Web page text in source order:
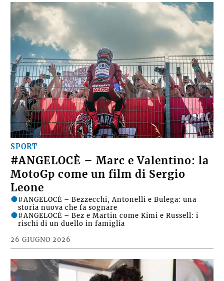
SPORT
#ANGELOCÈ – Marc e Valentino: la
MotoGp come un film di Sergio
Leone
26 GIUGNO 2026
#ANGELOCÈ – Bezzecchi, Antonelli e Bulega: una
storia nuova che fa sognare
#ANGELOCÈ – Bez e Martin come Kimi e Russell: i
rischi di un duello in famiglia